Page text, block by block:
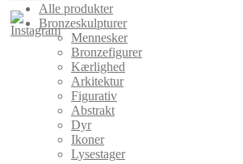
Alle produkter
Bronzeskulpturer
Mennesker
Bronzefigurer
Kærlighed
Arkitektur
Figurativ
Abstrakt
Dyr
Ikoner
Lysestager